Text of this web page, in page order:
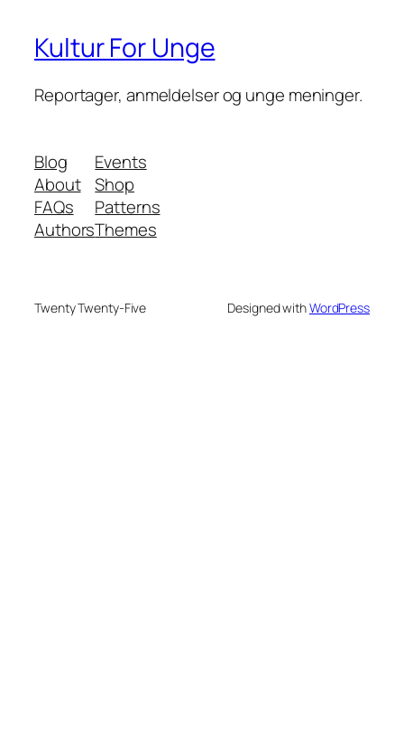
Kultur For Unge
Reportager, anmeldelser og unge meninger.
Blog
About
FAQs
Authors
Events
Shop
Patterns
Themes
Twenty Twenty-Five Designed withWordPress